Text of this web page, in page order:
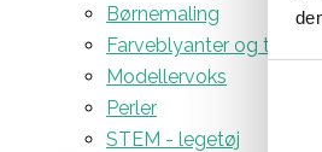
Børnemaling
Farveblyanter og tuscher
Modellervoks
Perler
STEM - legetøj